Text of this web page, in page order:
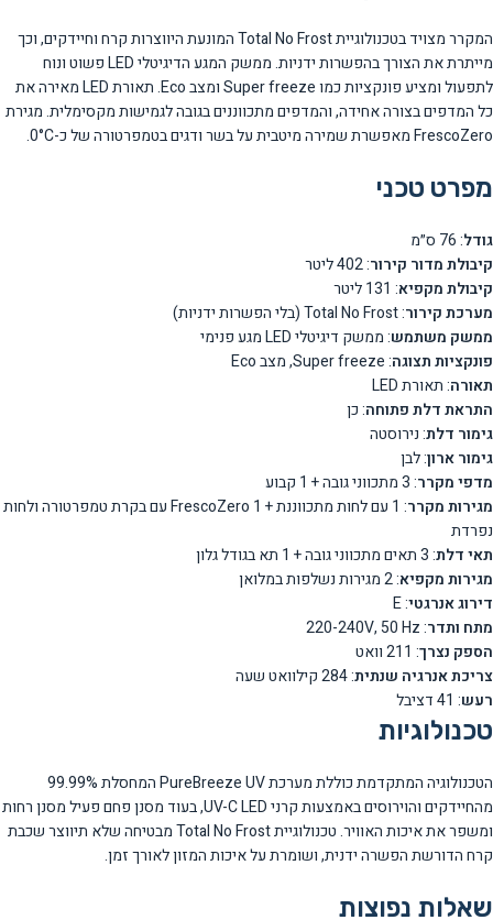
המקרר מצויד בטכנולוגיית Total No Frost המונעת היווצרות קרח וחיידקים, וכך
מייתרת את הצורך בהפשרות ידניות. ממשק המגע הדיגיטלי LED פשוט ונוח
לתפעול ומציע פונקציות כמו Super freeze ומצב Eco. תאורת LED מאירה את
כל המדפים בצורה אחידה, והמדפים מתכווננים בגובה לגמישות מקסימלית. מגירת
FrescoZero מאפשרת שמירה מיטבית על בשר ודגים בטמפרטורה של כ-0°C.
מפרט טכני
גודל: 76 ס״מ
קיבולת מדור קירור: 402 ליטר
קיבולת מקפיא: 131 ליטר
מערכת קירור: Total No Frost (בלי הפשרות ידניות)
ממשק משתמש: ממשק דיגיטלי LED מגע פנימי
פונקציות תצוגה: Super freeze, מצב Eco
תאורה: תאורת LED
התראת דלת פתוחה: כן
גימור דלת: נירוסטה
גימור ארון: לבן
מדפי מקרר: 3 מתכווני גובה + 1 קבוע
מגירות מקרר
: 1 עם לחות מתכווננת + 1 FrescoZero עם בקרת טמפרטורה ולחות
נפרדת
תאי דלת: 3 תאים מתכווני גובה + 1 תא בגודל גלון
מגירות מקפיא: 2 מגירות נשלפות במלואן
דירוג אנרגטי: E
מתח ותדר: 220-240V, 50 Hz
הספק נצרך: 211 וואט
צריכת אנרגיה שנתית: 284 קילוואט שעה
רעש: 41 דציבל
טכנולוגיות
הטכנולוגיה המתקדמת כוללת מערכת PureBreeze UV המחסלת 99.99%
מהחיידקים והוירוסים באמצעות קרני UV-C LED, בעוד מסנן פחם פעיל מסנן רחות
ומשפר את איכות האוויר. טכנולוגיית Total No Frost מבטיחה שלא תיווצר שכבת
קרח הדורשת הפשרה ידנית, ושומרת על איכות המזון לאורך זמן.
שאלות נפוצות